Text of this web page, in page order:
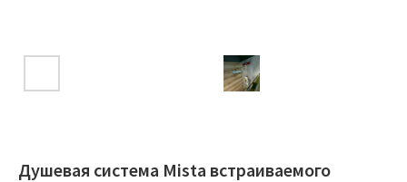
Душевая система Mista встраиваемого